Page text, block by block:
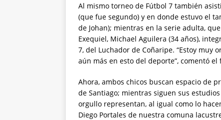
Al mismo torneo de Fútbol 7 también
(que fue segundo) y en donde estuvo el
de Johan); mientras en la serie adulta,
Exequiel, Michael Aguilera (34 años),
7, del Luchador de Coñaripe. “Estoy muy
aún más en esto del deporte”, comentó el
Ahora, ambos chicos buscan espacio de
de Santiago; mientras siguen sus
orgullo representan, al igual como lo
Diego Portales de nuestra comuna